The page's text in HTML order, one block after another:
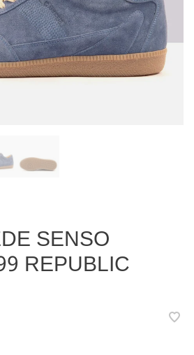
SENSO
REPUBLIC